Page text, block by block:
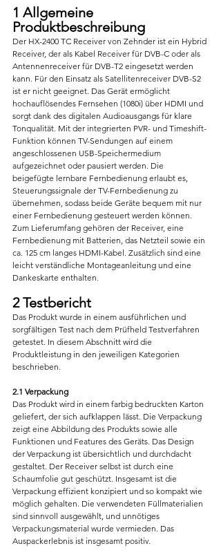
1 Allgemeine
Produktbeschreibung
Der HX-2400 TC Receiver von Zehnder ist ein Hybrid
Receiver, der als Kabel Receiver für DVB-C oder als
Antennenreceiver für DVB-T2 eingesetzt werden
kann. Für den Einsatz als Satellitenreceiver DVB-S2
ist er nicht geeignet. Das Gerät ermöglicht
hochauflösendes Fernsehen (1080i) über HDMI und
sorgt dank des digitalen Audioausgangs für klare
Tonqualität. Mit der integrierten PVR- und Timeshift-
Funktion können TV-Sendungen auf einem
angeschlossenen USB-Speichermedium
aufgezeichnet oder pausiert werden. Die
beigefügte lernbare Fernbedienung erlaubt es,
Steuerungssignale der TV-Fernbedienung zu
übernehmen, sodass beide Geräte bequem mit nur
einer Fernbedienung gesteuert werden können.
Zum Lieferumfang gehören der Receiver, eine
Fernbedienung mit Batterien, das Netzteil sowie ein
ca. 125 cm langes HDMI-Kabel. Zusätzlich sind eine
leicht verständliche Montageanleitung und eine
Dankeskarte enthalten.
2 Testbericht
Das Produkt wurde in einem ausführlichen und
sorgfältigen Test nach dem Prüfheld Testverfahren
getestet. In diesem Abschnitt wird die
Produktleistung in den jeweiligen Kategorien
beschrieben.
2.1 Verpackung
Das Produkt wird in einem farbig bedruckten Karton
geliefert, der sich aufklappen lässt. Die Verpackung
zeigt eine Abbildung des Produkts sowie alle
Funktionen und Features des Geräts. Das Design
der Verpackung ist übersichtlich und durchdacht
gestaltet. Der Receiver selbst ist durch eine
Schaumfolie gut geschützt. Insgesamt ist die
Verpackung effizient konzipiert und so kompakt wie
möglich gehalten. Die verwendeten Füllmaterialien
sind sinnvoll ausgewählt, und unnötiges
Verpackungsmaterial wurde vermieden. Das
Auspackerlebnis ist insgesamt positiv.